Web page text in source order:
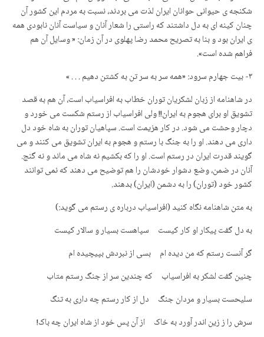
شکنجه ی حیوانی حوانان ایران لذت می بردند، نسبت به مردم این کشور آن
چنان کینه ای به دل داشتند که راستی را شعار آنان و سیاست آنان نابودی همه
ی ایران بود و بنا به تصریح محمد رضا پهلوی در آن زمان: « وسایل آن هم
فراهم شده است».
۳- بیت جهارم سرود: «همه سر به سر تن به کشتن دهیم . . . »
در شاهنامه از زبان لشکریان توران خطاب به افراسیاب است، آن هم به قصد
تشویق او برای هجوم به ایران!! ولی افراسیاب از رستم شکست می خورد و
دچار وحشت می شود. در کار هزیمت است. سپاهیان توران به شاه خود دل
داری می دهند. او را به جنگ با رستم و هجوم به ایران تشویق می کنند و می
گویند قدرت ایران در رستم است. او را که بکشیم نه شاه می ماند و نه گنج.
آنان در ضمن، وضع دشوار خودشان را هم توضیح می دهند که نمی توانند
کشور خود (توران) را به دشمن (ایران) بدهند.
به متن شاهنامه نگاه کنید (افراسیاب درباره ی رستم می گوید:)
به دل گفت پیکار او کار کیست سپاهست بسیار و سالار کیست
گر آنست رستم که من دیده ام بسی از نبردش بپیچیده ام
چنین گفت لشکر به افراسیاب که چندین سر از جنگ رستم متاب
سلیحست بسیار و مردان جنگ دل از کار رستم چه داری به تنگ
سرش را ز زین اندر آورد به خاک از آن پس خود از شاه ایران چه باک!